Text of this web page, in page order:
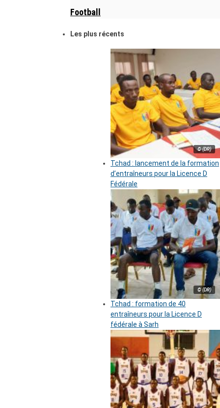
Football
Les plus récents
© (DR)
Tchad : lancement de la formation
d’entraîneurs pour la Licence D
Fédérale
© (DR)
Tchad : formation de 40
entraîneurs pour la Licence D
fédérale à Sarh